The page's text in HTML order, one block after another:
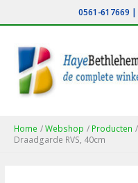
naar
inhoud
0561-617669 |
Home Webshop Producten
Draadgarde RVS, 40cm